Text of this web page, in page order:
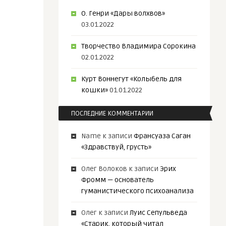
О. Генри «Дары волхвов»
03.01.2022
Творчество Владимира Сорокина
02.01.2022
Курт Воннегут «Колыбель для
кошки»01.01.2022
ПОСЛЕДНИЕ КОММЕНТАРИИ
Name к записи Франсуаза Саган
«Здравствуй, грусть»
Олег Волоков к записи Эрих
Фромм — основатель
гуманистического психоанализа
Олег к записи Луис Сепульведа
«Старик, который читал